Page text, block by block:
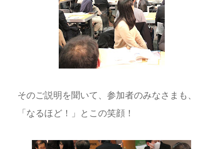
そのご説明を聞いて、参加者のみなさまも、
「なるほど！」とこの笑顔！